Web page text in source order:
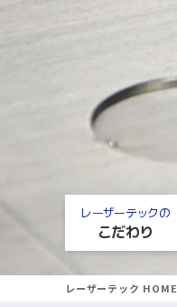
レーザーテックの
こだわり
レーザーテック HOME